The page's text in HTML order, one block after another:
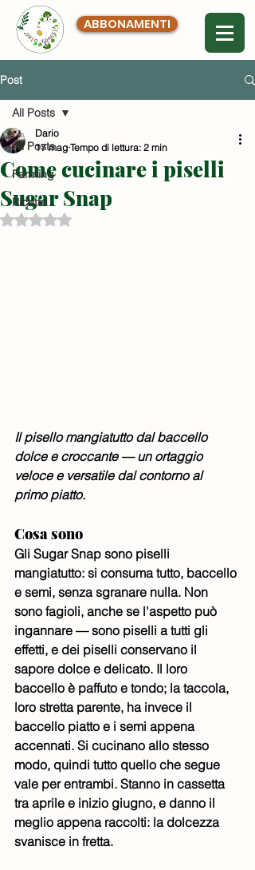
ABBONAMENTI
Post
All Posts
Farming
Ricette
All Posts
Come cucinare i piselli
Sugar Snap
Dario
17 mag Tempo di lettura: 2 min
Valutazione NaN stelle su 5.
Il pisello mangiatutto dal baccello
dolce e croccante — un ortaggio
veloce e versatile dal contorno al
primo piatto.
Cosa sono
Gli Sugar Snap sono piselli
mangiatutto: si consuma tutto, baccello
e semi, senza sgranare nulla. Non
sono fagioli, anche se l'aspetto può
ingannare — sono piselli a tutti gli
effetti, e dei piselli conservano il
sapore dolce e delicato. Il loro
baccello è paffuto e tondo; la taccola,
loro stretta parente, ha invece il
baccello piatto e i semi appena
accennati. Si cucinano allo stesso
modo, quindi tutto quello che segue
vale per entrambi. Stanno in cassetta
tra aprile e inizio giugno, e danno il
meglio appena raccolti: la dolcezza
svanisce in fretta.